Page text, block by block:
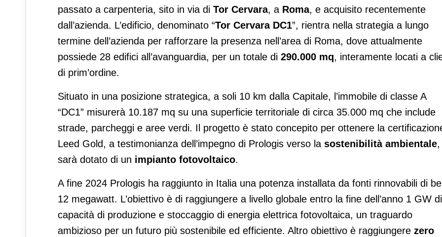
passato a carpenteria, sito in via di Tor Cervara, a Roma, e acquisito recentemente
dall’azienda. L’edificio, denominato “Tor Cervara DC1”, rientra nella strategia a lungo
termine dell’azienda per rafforzare la presenza nell’area di Roma, dove attualmente
possiede 28 edifici all’avanguardia, per un totale di 290.000 mq, interamente locati a
di prim’ordine.
Situato in una posizione strategica, a soli 10 km dalla Capitale, l’immobile di classe A
“DC1” misurerà 10.187 mq su una superficie territoriale di circa 35.000 mq che include
strade, parcheggi e aree verdi. Il progetto è stato concepito per ottenere la
Leed Gold, a testimonianza dell’impegno di Prologis verso la sostenibilità ambientale
sarà dotato di un impianto fotovoltaico.
A fine 2024 Prologis ha raggiunto in Italia una potenza installata da fonti rinnovabili di
12 megawatt. L’obiettivo è di raggiungere a livello globale entro la fine dell’anno 1 GW di
capacità di produzione e stoccaggio di energia elettrica fotovoltaica, un traguardo
ambizioso per un futuro più sostenibile ed efficiente. Altro obiettivo è raggiungere zero